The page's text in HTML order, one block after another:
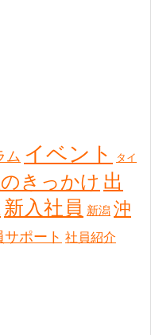
ム イベント タイ
きっかけ 出
新入社員 新潟 沖
サポート 社員紹介